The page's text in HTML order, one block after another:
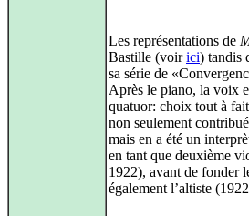
Les représentations de
Bastille (voirici) tandis
sa série de
Après le piano, la voix
quatuor: choix tout à
non seulement
mais en a été un
en tant que deuxième
1922), avant de fonder
également l’altiste